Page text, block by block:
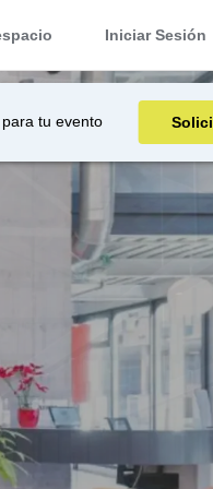
tu evento
Iniciar Sesión